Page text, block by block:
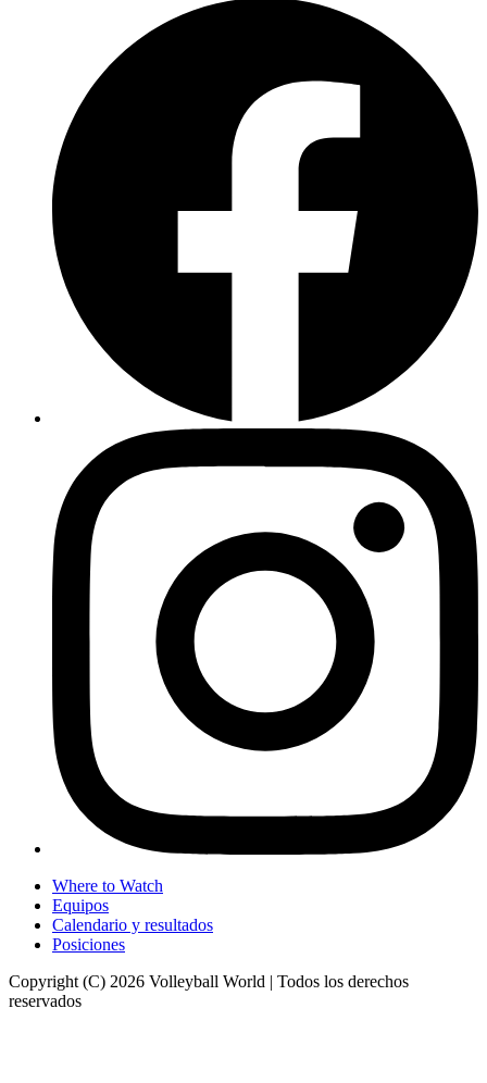
Where to Watch
Equipos
Calendario y resultados
Posiciones
Copyright (C) 2026 Volleyball World | Todos los derechos
reservados